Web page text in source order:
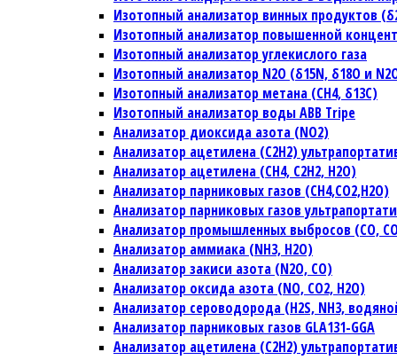
Изотопный анализатор винных продуктов
Изотопный анализатор повышенной
Изотопный анализатор углекислого газа
Изотопный анализатор N2O (δ15N, δ18O и
Изотопный анализатор метана (CH4, δ13C)
Изотопный анализатор воды ABB Tripe
Анализатор диоксида азота (NO2)
Анализатор ацетилена (C2H2)
Анализатор ацетилена (CH4, C2H2, H2O)
Анализатор парниковых газов (CH4,CO2,H2O)
Анализатор парниковых газов
Анализатор промышленных выбросов (CO,
Анализатор аммиака (NH3, H2O)
Анализатор закиси азота (N2O, CO)
Анализатор оксида азота (NO, CO2, H2O)
Анализатор сероводорода (H2S, NH3,
Анализатор парниковых газов GLA131-GGA
Анализатор ацетилена (C2H2)